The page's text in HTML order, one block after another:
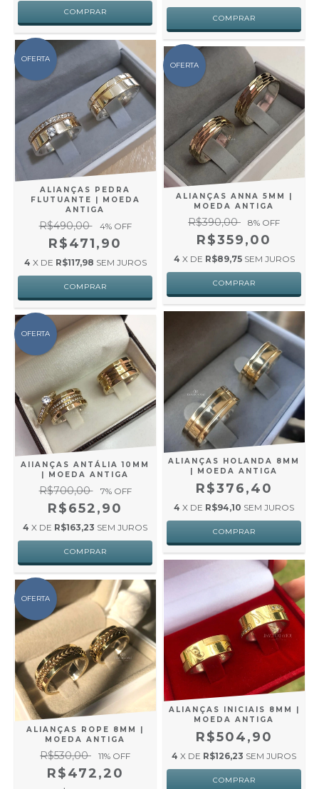
OFERTA
ALIANÇAS PEDRA
FLUTUANTE | MOEDA
ANTIGA
R$490,00 4% OFF
R$471,90
4 X DE R$117,98 SEM JUROS
OFERTA
ALIANÇAS ANNA 5MM |
MOEDA ANTIGA
R$390,00 8% OFF
R$359,00
4 X DE R$89,75 SEM JUROS
OFERTA
AIIANÇAS ANTÁLIA 10MM
| MOEDA ANTIGA
R$700,00 7% OFF
R$652,90
4 X DE R$163,23 SEM JUROS
ALIANÇAS HOLANDA 8MM
| MOEDA ANTIGA
R$376,40
4 X DE R$94,10 SEM JUROS
OFERTA
ALIANÇAS ROPE 8MM |
MOEDA ANTIGA
R$530,00 11% OFF
R$472,20
ALIANÇAS INICIAIS 8MM |
MOEDA ANTIGA
R$504,90
4 X DE R$126,23 SEM JUROS